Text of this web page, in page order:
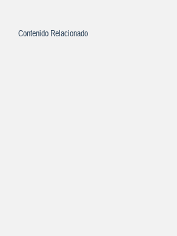
Contenido Relacionado